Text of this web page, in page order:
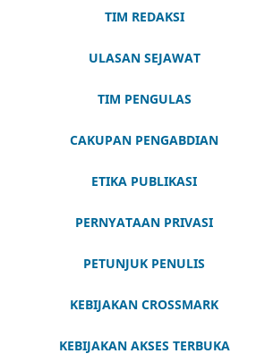
TIM REDAKSI
ULASAN SEJAWAT
TIM PENGULAS
CAKUPAN PENGABDIAN
ETIKA PUBLIKASI
PERNYATAAN PRIVASI
PETUNJUK PENULIS
KEBIJAKAN CROSSMARK
KEBIJAKAN AKSES TERBUKA